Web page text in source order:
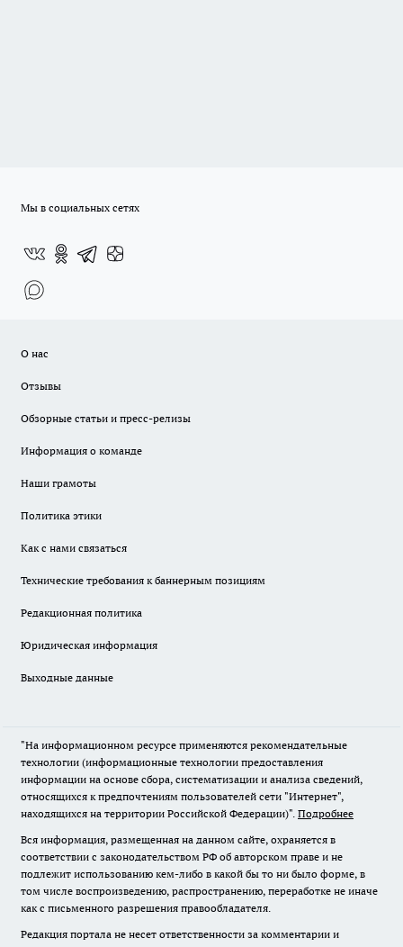
Мы в социальных сетях
О нас
Отзывы
Обзорные статьи и пресс-релизы
Информация о команде
Наши грамоты
Политика этики
Как с нами связаться
Технические требования к баннерным позициям
Редакционная политика
Юридическая информация
Выходные данные
"На информационном ресурсе применяются рекомендательные
технологии (информационные технологии предоставления
информации на основе сбора, систематизации и анализа сведений,
относящихся к предпочтениям пользователей сети "Интернет",
находящихся на территории Российской Федерации)". Подробнее
Вся информация, размещенная на данном сайте, охраняется в
соответствии с законодательством РФ об авторском праве и не
подлежит использованию кем-либо в какой бы то ни было форме, в
том числе воспроизведению, распространению, переработке не иначе
как с письменного разрешения правообладателя.
Редакция портала не несет ответственности за комментарии и